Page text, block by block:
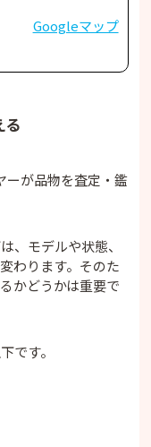
Googleマップ
る
ーが品物を査定・鑑
、モデルや状態、
わります。そのた
かどうかは重要で
です。